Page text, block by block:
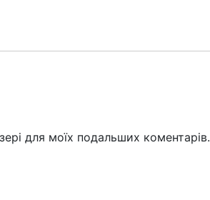
для моїх подальших коментарів.